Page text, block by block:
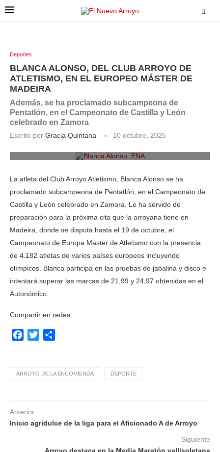
Deportes
BLANCA ALONSO, DEL CLUB ARROYO DE
ATLETISMO, EN EL EUROPEO MÁSTER DE
MADEIRA
Además, se ha proclamado subcampeona de
Pentatlón, en el Campeonato de Castilla y León
celebrado en Zamora
Escrito por Gracia Quintana
10 octubre, 2025
La atleta del Club Arroyo Atletismo, Blanca Alonso se ha
proclamado subcampeona de Pentatlón, en el Campeonato de
Castilla y León celebrado en Zamora. Le ha servido de
preparación para la próxima cita que la arroyana tiene en
Madeira, donde se disputa hasta el 19 de octubre, el
Campeonato de Europa Master de Atletismo con la presencia
de 4.182 atletas de varios países europeos incluyendo
olímpicos. Blanca participa en las pruebas de jabalina y disco e
intentará superar las marcas de 21,99 y 24,97 obtenidas en el
Autonómico.
Compartir en redes:
Facebook
Twitter
ARROYO DE LA ENCOMIENDA DEPORTE
Anterior
Inicio agridulce de la liga para el Aficionado A de Arroyo
Siguiente